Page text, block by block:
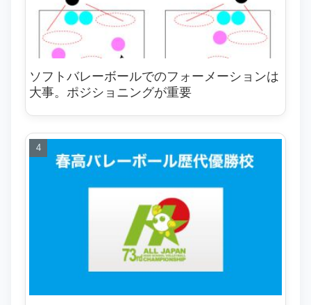
ソフトバレーボールでのフォーメーションは
大事。ポジショニングが重要